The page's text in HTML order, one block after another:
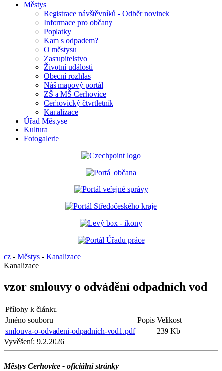
Městys
Registrace návštěvníků - Odběr novinek
Informace pro občany
Poplatky
Kam s odpadem?
O městysu
Zastupitelstvo
Životní události
Obecní rozhlas
Náš mapový portál
ZŠ a MŠ Cerhovice
Cerhovický čtvrtletník
Kanalizace
Úřad Městyse
Kultura
Fotogalerie
cz - Městys - Kanalizace
Kanalizace
vzor smlouvy o odvádění odpadních vod
Přílohy k článku
Jméno souboru
Popis Velikost
smlouva-o-odvadeni-odpadnich-vod1.pdf
239 Kb
Vyvěšení: 9.2.2026
Městys Cerhovice - oficiální stránky